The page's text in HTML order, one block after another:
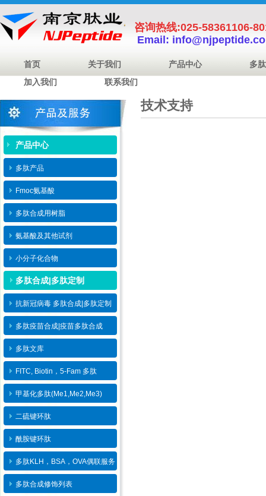
咨询热线:025-58361106-
Email:
首页 关于我们 产品中心
多
加入我们
联系我们
产品中心
多肽产品
Fmoc氨基酸
多肽合成用树脂
氨基酸及其他试剂
小分子化合物
多肽合成|多肽定制
抗新冠病毒 多肽合成|多肽定制
多肽疫苗合成|疫苗多肽​合成
多肽文库
FITC, Biotin，5-Fam 多肽
甲基化多肽(Me1,Me2,Me3)
二硫键环肽
酰胺键环肽
多肽KLH，BSA，OVA偶联服务
多肽合成修饰列表
技术支持